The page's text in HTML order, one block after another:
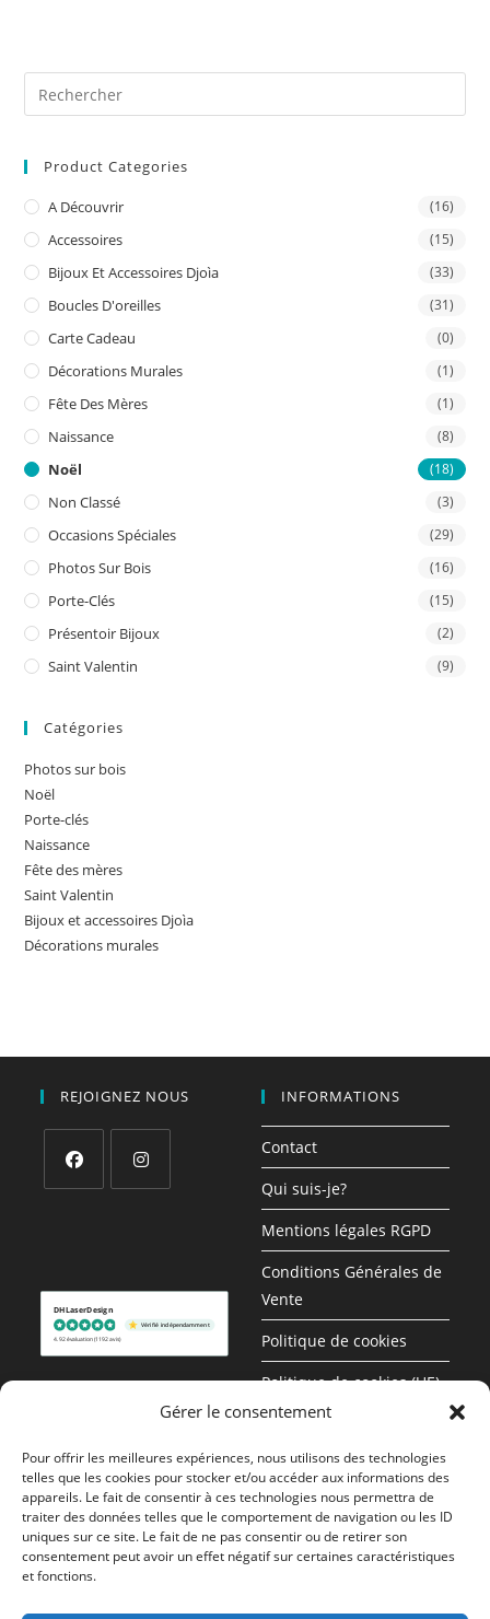
Gérer le consentement
Pour offrir les meilleures expériences, nous utilisons des technologies
telles que les cookies pour stocker et/ou accéder aux informations des
appareils. Le fait de consentir à ces technologies nous permettra de
traiter des données telles que le comportement de navigation ou les ID
uniques sur ce site. Le fait de ne pas consentir ou de retirer son
consentement peut avoir un effet négatif sur certaines caractéristiques
et fonctions.
Product Categories
A Découvrir (16)
Accessoires (15)
Bijoux Et Accessoires Djoìa (33)
Boucles D'oreilles (31)
Carte Cadeau (0)
Décorations Murales (1)
Fête Des Mères (1)
Naissance (8)
Noël (18)
Non Classé (3)
Occasions Spéciales (29)
Photos Sur Bois (16)
Porte-Clés (15)
Présentoir Bijoux (2)
Saint Valentin (9)
Catégories
Photos sur bois
Noël
Porte-clés
Naissance
Fête des mères
Saint Valentin
Bijoux et accessoires Djoìa
Décorations murales
REJOIGNEZ NOUS
onglet
onglet
DHLaserDesign
Vérifié indépendamment
4.92 évaluation(1192 avis)
INFORMATIONS
Contact
Qui suis-je?
Mentions légales RGPD
Conditions Générales de
Vente
Politique de cookies
Politique de cookies (UE)
Déclaration de
confidentialité (UE)
Livraison Offerte En
France Métropolitaine
Dès 150€ D’achat